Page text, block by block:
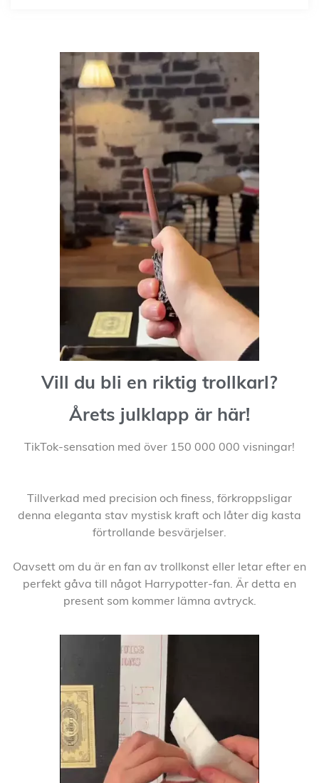
Vill du bli en riktig trollkarl?
Årets julklapp är här!
TikTok-sensation med över 150 000 000 visningar!
Tillverkad med precision och finess, förkroppsligar
denna eleganta stav mystisk kraft och låter dig kasta
förtrollande besvärjelser.
Oavsett om du är en fan av trollkonst eller letar efter en
perfekt gåva till något Harrypotter-fan. Är detta en
present som kommer lämna avtryck.